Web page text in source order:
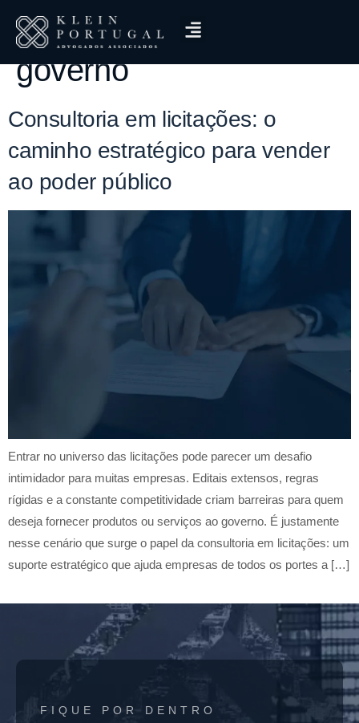
Tag:vender para o
governo
Consultoria em licitações: o
caminho estratégico para vender
ao poder público
Entrar no universo das licitações pode parecer um desafio
intimidador para muitas empresas. Editais extensos, regras
rígidas e a constante competitividade criam barreiras para quem
deseja fornecer produtos ou serviços ao governo. É justamente
nesse cenário que surge o papel da consultoria em licitações: um
suporte estratégico que ajuda empresas de todos os portes a […]
FIQUE POR DENTRO